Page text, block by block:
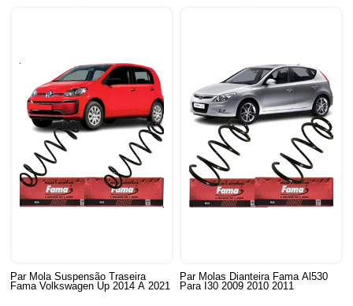
Par Mola Suspensão Traseira
Fama Volkswagen Up 2014 A 2021
Par Molas Dianteira Fama Al530
Para I30 2009 2010 2011